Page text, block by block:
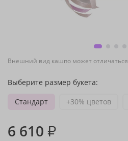
Внешний вид кашпо может отличаться
Выберите размер букета:
Стандарт
+30% цветов
6 610 ₽